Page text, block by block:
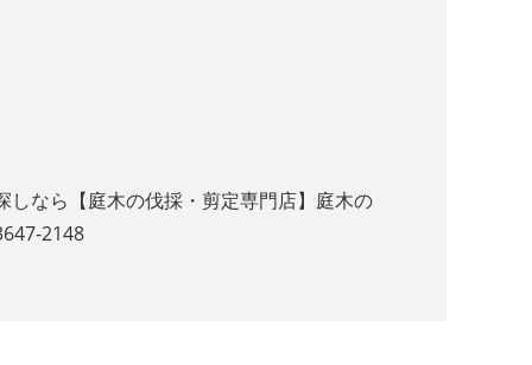
しなら【庭木の伐採・剪定専門店】庭木の
2148